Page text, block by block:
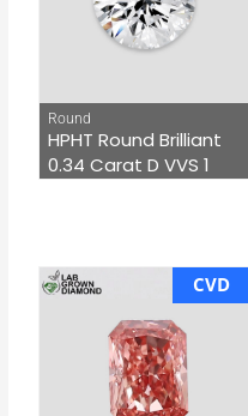
Round
HPHT Round Brilliant
0.34 Carat D VVS 1
CVD